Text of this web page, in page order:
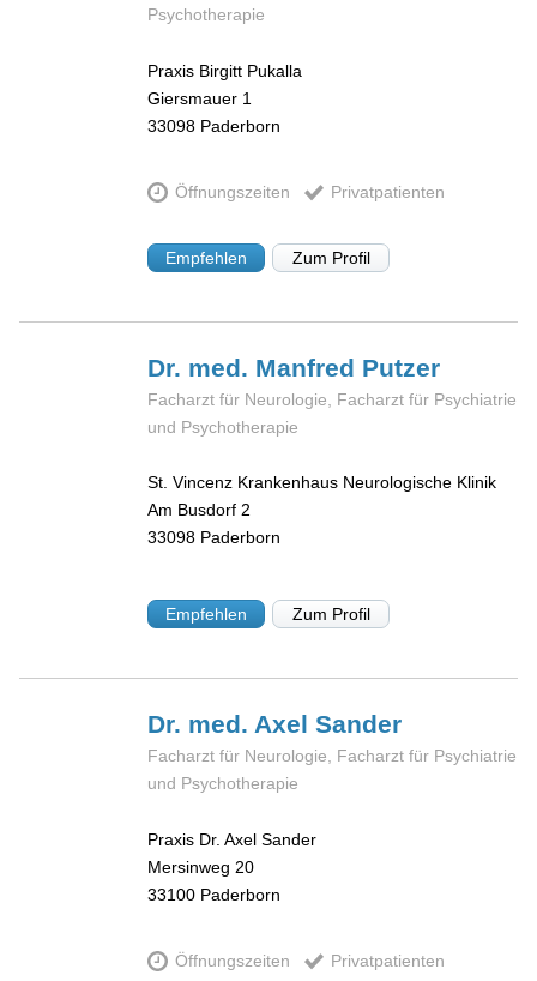
Psychotherapie
Praxis Birgitt Pukalla
Giersmauer 1
33098 Paderborn
Öffnungszeiten Privatpatienten
Empfehlen Zum Profil
Dr. med. Manfred Putzer
Facharzt für Neurologie, Facharzt für Psychiatrie
und Psychotherapie
St. Vincenz Krankenhaus Neurologische Klinik
Am Busdorf 2
33098 Paderborn
Empfehlen Zum Profil
Dr. med. AxelSander
Facharzt für Neurologie, Facharzt für Psychiatrie
und Psychotherapie
Praxis Dr. Axel Sander
Mersinweg 20
33100 Paderborn
Öffnungszeiten Privatpatienten